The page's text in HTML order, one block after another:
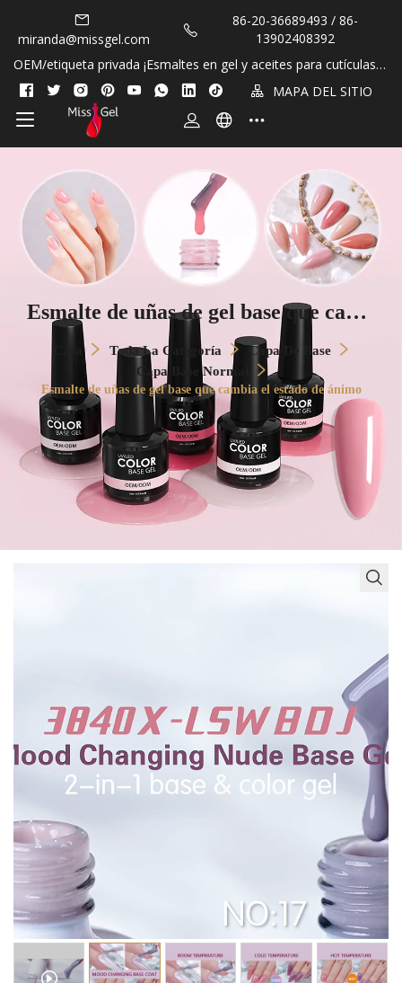
miranda@missgel.com
86-20-36689493 / 86-
13902408392
OEM/etiqueta privada ¡Esmaltes en gel y aceites para cutículas si
n HEMA y sin TPO!
MAPA DEL SITIO
Esmalte de uñas de gel base que camb
ia el estado de ánimo
Toda La Categoría
Capa De Base
Capa Base Normal
Esmalte de uñas de gel base que cambia el estado de ánimo